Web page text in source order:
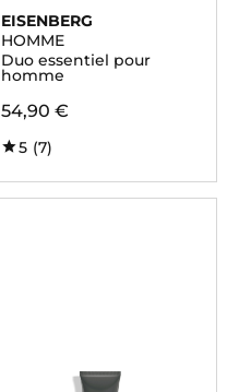
EISENBERG
HOMME
Duo essentiel pour
homme
54,90 €
5 (7)